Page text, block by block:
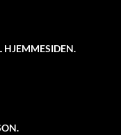
HJEMMESIDEN.